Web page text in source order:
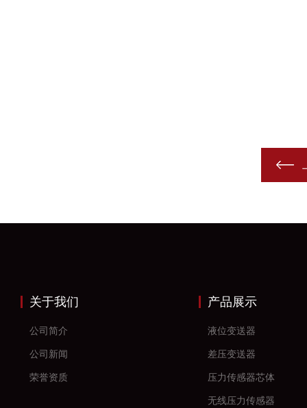
关于我们
公司简介
公司新闻
荣誉资质
产品展示
液位变送器
差压变送器
压力传感器芯体
无线压力传感器